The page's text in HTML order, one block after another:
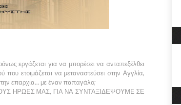
εργάζεται για να μπορέσει να ανταπεξέλθει
που ετοιμάζεται να μεταναστεύσει στην Αγγλία,
επαρχία… με έναν παπαγάλο;
ΗΡΩΕΣ ΜΑΣ, ΓΙΑ ΝΑ ΣΥΝΤΑΞΙΔΕΨΟΥΜΕ ΣΕ